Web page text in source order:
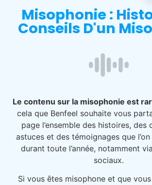
Misophonie :
Conseils D'un
Le contenu sur la misophonie est
cela que Benfeel souhaite vous
page l’ensemble des histoires, des
astuces et des témoignages que
durant toute l’année, notamment
sociaux.
Si vous êtes misophone et que